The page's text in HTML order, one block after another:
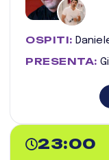
OSPITI:
PRESENTA:
23:00